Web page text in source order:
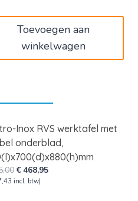
Toevoegen aan
winkelwagen
Inox RVS werktafel met
onderblad,
Oorspronkelijke
prijs
€468,95Huidige
incl. btw)